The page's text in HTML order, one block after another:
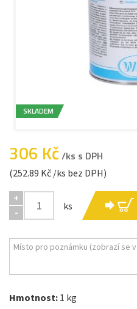
SKLADEM
306 Kč/ks s DPH
(252.89 Kč /ks bez DPH)
+
-
ks
Hmotnost: 1 kg